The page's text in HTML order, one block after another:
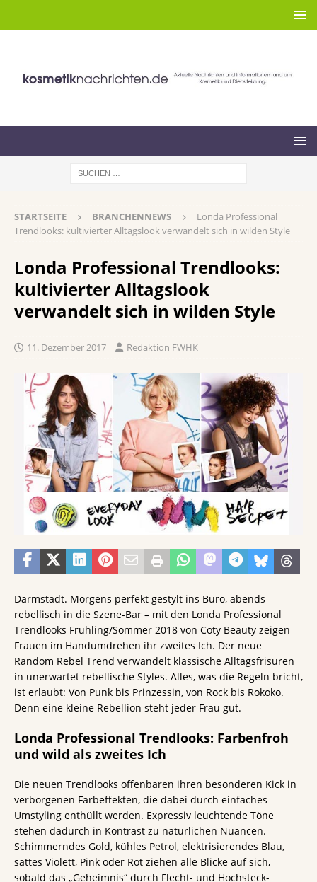
STARTSEITE BRANCHENNEWS
Londa Professional
Trendlooks: kultivierter Alltagslook verwandelt sich in wilden Style
Londa Professional Trendlooks:
kultivierter Alltagslook
verwandelt sich in wilden Style
11. Dezember 2017 Redaktion FWHK
Darmstadt. Morgens perfekt gestylt ins Büro, abends
rebellisch in die Szene-Bar – mit den Londa Professional
Trendlooks Frühling/Sommer 2018 von Coty Beauty zeigen
Frauen im Handumdrehen ihr zweites Ich. Der neue
Random Rebel Trend verwandelt klassische Alltagsfrisuren
in unerwartet rebellische Styles. Alles, was die Regeln bricht,
ist erlaubt: Von Punk bis Prinzessin, von Rock bis Rokoko.
Denn eine kleine Rebellion steht jeder Frau gut.
Londa Professional Trendlooks: Farbenfroh
und wild als zweites Ich
Die neuen Trendlooks offenbaren ihren besonderen Kick in
verborgenen Farbeffekten, die dabei durch einfaches
Umstyling enthüllt werden. Expressiv leuchtende Töne
stehen dadurch in Kontrast zu natürlichen Nuancen.
Schimmerndes Gold, kühles Petrol, elektrisierendes Blau,
sattes Violett, Pink oder Rot ziehen alle Blicke auf sich,
sobald das „Geheimnis“ durch Flecht- und Hochsteck-